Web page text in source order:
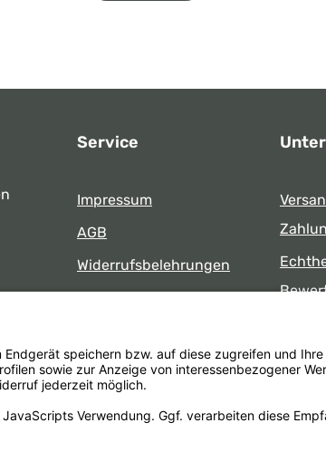
Service
Impressum
AGB
Widerrufsbelehrungen
Datenschutz
Laden